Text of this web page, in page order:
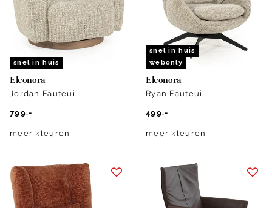
snel in huis
Eleonora
Jordan Fauteuil
799.-
meer kleuren
snel in huis
webonly
Eleonora
Ryan Fauteuil
499.-
meer kleuren